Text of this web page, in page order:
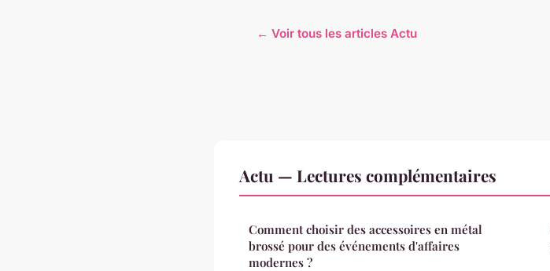
← Voir tous les articles Actu
Actu — Lectures complémentaires
Comment choisir des accessoires en métal
brossé pour des événements d'affaires
modernes ?